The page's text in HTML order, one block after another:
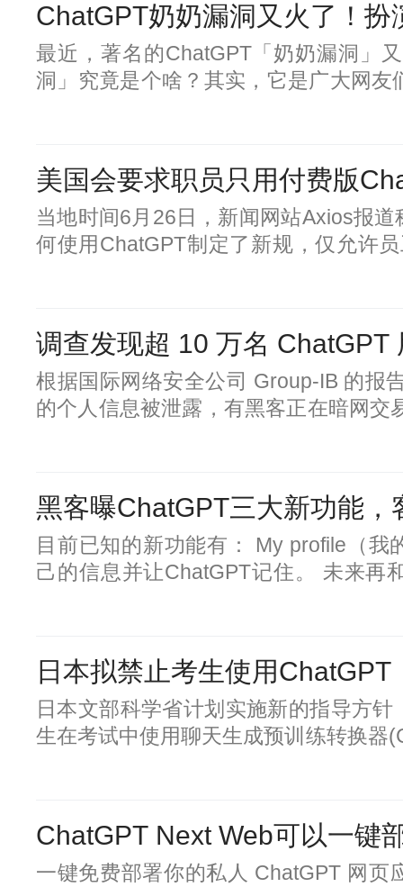
ChatGPT奶奶漏洞又火了！
骗Wi
最近，著名的ChatGPT「奶奶漏洞」
洞」究竟是个啥？其实，它是广大网
洞」，成功地从ChatGPT那里骗到了
升级序列号。当他把自己的操作过程
友们的热议。
美国会要求职员只用付费版
文本内
当地时间6月26日，新闻网站Axios报
何使用ChatGPT制定了新规，仅允许
公司今年3月发布的多模态模型GPT-4
备忘录里，众议院首席行政长官
人员只能使用付费版本的ChatGPT Pl
调查发现超 10 万名 ChatGPT
根据国际网络安全公司 Group-IB 的报
的个人信息被泄露，有黑客正在暗网交
尼西亚和孟加拉国的聊天机器人用户
示，大多数记录（78348 条记录）都
恶意软件即服务提供的信息而被盗的
形工具
黑客曝ChatGPT三大新功能
目前已知的新功能有： My profile（我
己的信息并让ChatGPT记住。 未来再
光凭这一个界面就打开了很多想象空间
作区）。 底部的工作区旁边的“···”三
之间切换。 也就是在工作、学习、生
日本拟禁止考生使用ChatGPT
日本文部科学省计划实施新的指导方
生在考试中使用聊天生成预训练转换器
话中的语法或学习先进的编程技巧。
ChatGPT Next Web可以一键
一键免费部署你的私人 ChatGPT 网页